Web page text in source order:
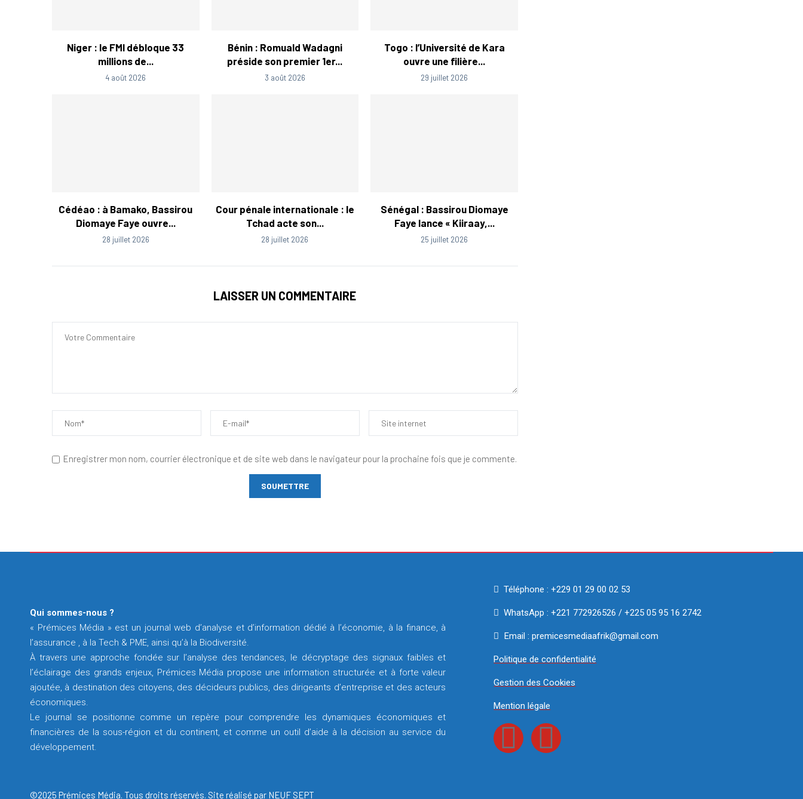
Niger : le FMI débloque 33
millions de...
4 août 2026
Bénin : Romuald Wadagni
préside son premier 1er...
3 août 2026
Togo : l’Université de Kara
ouvre une filière...
29 juillet 2026
Cédéao : à Bamako, Bassirou
Diomaye Faye ouvre...
28 juillet 2026
Cour pénale internationale : le
Tchad acte son...
28 juillet 2026
Sénégal : Bassirou Diomaye
Faye lance « Kiiraay,...
25 juillet 2026
LAISSER UN COMMENTAIRE
Enregistrer mon nom, courrier électronique et de site web dans le navigateur pour la prochaine fois que je commente.
Qui sommes-nous ?
« Prémices Média » est un journal web d’analyse et d’information dédié à l’économie, à la finance, à
l’assurance , à la Tech & PME, ainsi qu’à la Biodiversité.
À travers une approche fondée sur l’analyse des tendances, le décryptage des signaux faibles et
l’éclairage des grands enjeux, Prémices Média propose une information structurée et à forte valeur
ajoutée, à destination des citoyens, des décideurs publics, des dirigeants d’entreprise et des acteurs
économiques.
Le journal se positionne comme un repère pour comprendre les dynamiques économiques et
financières de la sous-région et du continent, et comme un outil d’aide à la décision au service du
développement.
Téléphone : +229 01 29 00 02 53
WhatsApp : +221 772926526 / +225 05 95 16 2742
Email : premicesmediaafrik@gmail.com
Politique de confidentialité
Gestion des Cookies
Mention légale
©2025 Prémices Média. Tous droits réservés. Site réalisé par NEUF SEPT